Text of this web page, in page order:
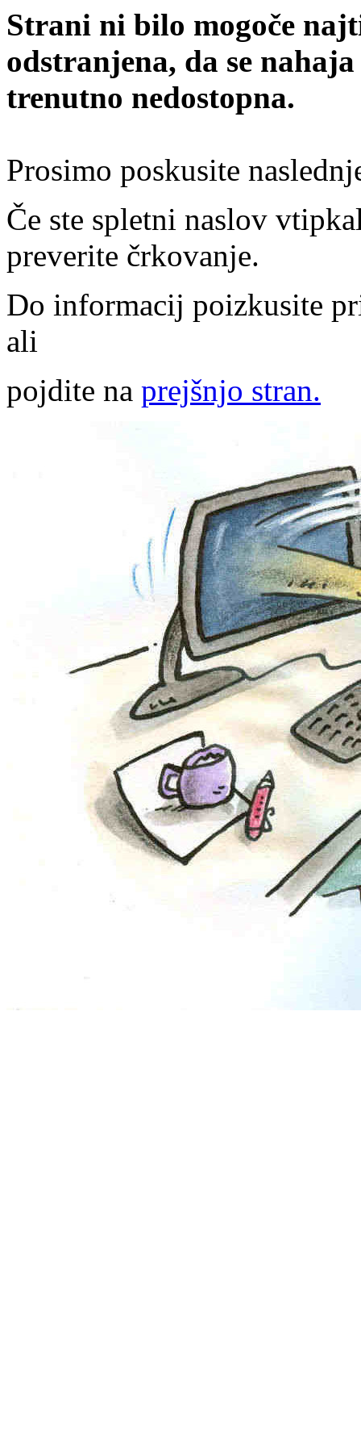
Strani ni bilo mogoče
odstranjena, da se
trenutno nedostopna.
Prosimo poskusite
Če ste spletni naslov
preverite črkovanje.
Do informacij poizkusite
ali
pojdite na prejšnjo stran.